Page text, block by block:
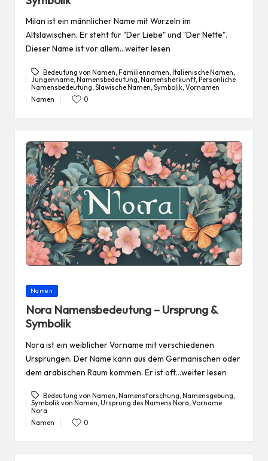
Milan ist ein männlicher Name mit Wurzeln im
Altslawischen. Er steht für "Der Liebe" und "Der Nette".
Dieser Name ist vor allem…weiter lesen
Tags:
Bedeutung von Namen Familiennamen Italienische Namen
Jungenname, Namensbedeutung, Namensherkunft, Persönliche
Namensbedeutung,Slawische Namen,Symbolik,Vornamen
Posted
Namen 0
Posted
Namen
Nora Namensbedeutung – Ursprung &
Symbolik
Nora ist ein weiblicher Vorname mit verschiedenen
Ursprüngen. Der Name kann aus dem Germanischen oder
dem arabischen Raum kommen. Er ist oft…weiter lesen
Tags:
Bedeutung von Namen Namensforschung Namensgebung
Symbolik von Namen,Ursprung des Namens Nora,Vorname
Nora
Posted
Namen 0